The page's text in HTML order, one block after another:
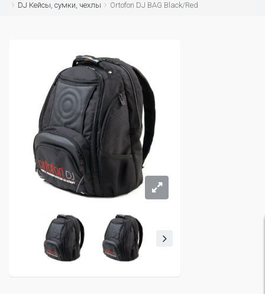
DJ Кейсы, сумки, чехлы
Ortofon DJ BAG Black/Red